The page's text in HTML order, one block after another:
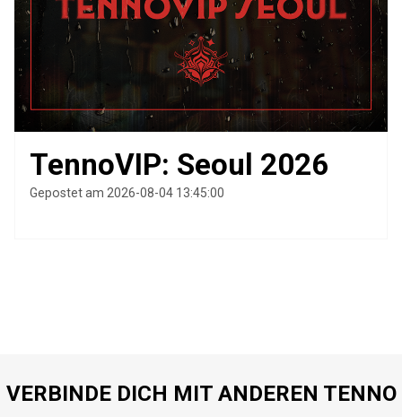
TennoVIP: Seoul 2026
Gepostet am 2026-08-04 13:45:00
VERBINDE DICH MIT ANDEREN TENNO